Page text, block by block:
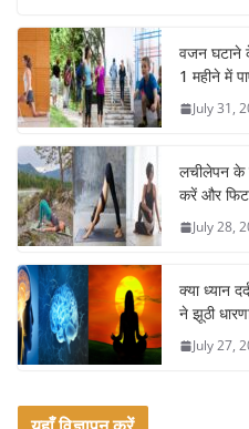
c
e
b
o
o
k
itt
er e
वजन घटाने
1 महीने में
July 31,
लचीलेपन के
करें और
July 28,
क्या ध्यान
ने झूठी
July 27,